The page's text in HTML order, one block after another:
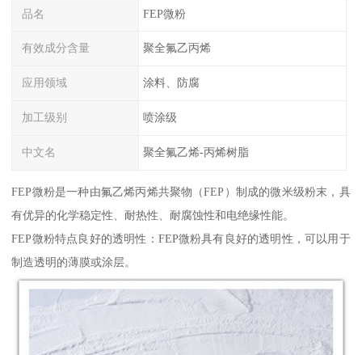
品名 FEP微粉
有效成分含量 聚全氟乙丙烯
应用领域 涂料、防腐
加工级别 喷涂级
中文名 聚全氟乙烯-丙烯树脂
FEP微粉是一种由氟乙烯丙烯共聚物（FEP）制成的微米级粉末，具
有优异的化学稳定性、耐热性、耐腐蚀性和电绝缘性能。
FEP微粉特点良好的透明性：FEP微粉具有良好的透明性，可以用于
制造透明的薄膜或涂层。